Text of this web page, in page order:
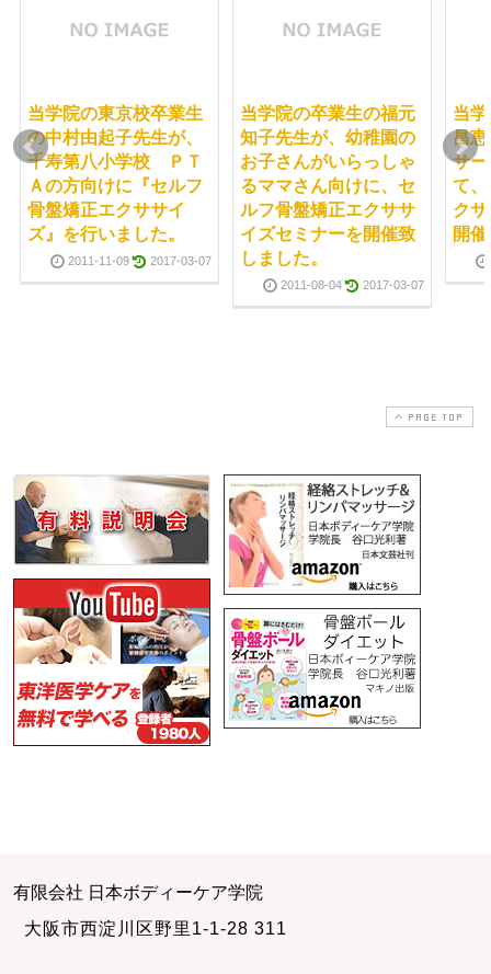
当学院の東京校卒業生
の中村由起子先生が、
千寿第八小学校 ＰＴ
Ａの方向けに『セルフ
骨盤矯正エクササイ
ズ』を行いました。
2011-11-09 2017-03-07
当学院の卒業生の福元
知子先生が、幼稚園の
お子さんがいらっしゃ
るママさん向けに、セ
ルフ骨盤矯正エクササ
イズセミナーを開催致
しました。
2011-08-04 2017-03-07
当
昌
サ
て
ク
開
PAGE TOP
有限会社 日本ボディーケア学院
大阪市西淀川区野里1-1-28 311